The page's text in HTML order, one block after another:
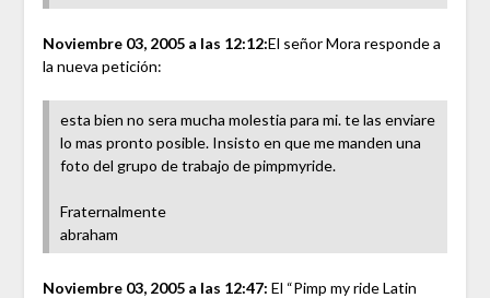
Noviembre 03, 2005 a las 12:12:El señor Mora responde a
la nueva petición:
esta bien no sera mucha molestia para mi. te las enviare
lo mas pronto posible. Insisto en que me manden una
foto del grupo de trabajo de pimpmyride.
Fraternalmente
abraham
Noviembre 03, 2005 a las 12:47: El “Pimp my ride Latin